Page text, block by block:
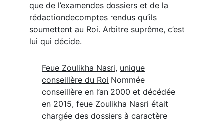
que de l’examendes dossiers et de la
rédactiondecomptes rendus qu’ils
soumettent au Roi. Arbitre suprême, c’est
lui qui décide.
Feue Zoulikha Nasri, unique
conseillère du Roi Nommée
conseillère en l’an 2000 et décédée
en 2015, feue Zoulikha Nasri était
chargée des dossiers à caractère